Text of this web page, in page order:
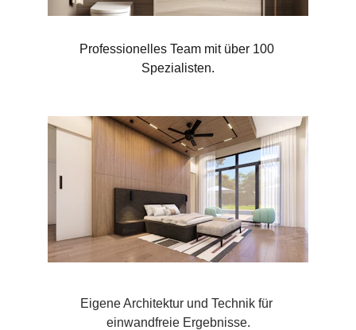
Professionelles Team mit über 100
Spezialisten.
Eigene Architektur und Technik für
einwandfreie Ergebnisse.